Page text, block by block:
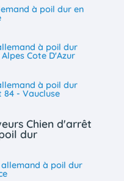
à poil dur en
à poil dur
Cote D'Azur
à poil dur
- Vaucluse
Chien d'arrêt
dur
allemand à poil dur